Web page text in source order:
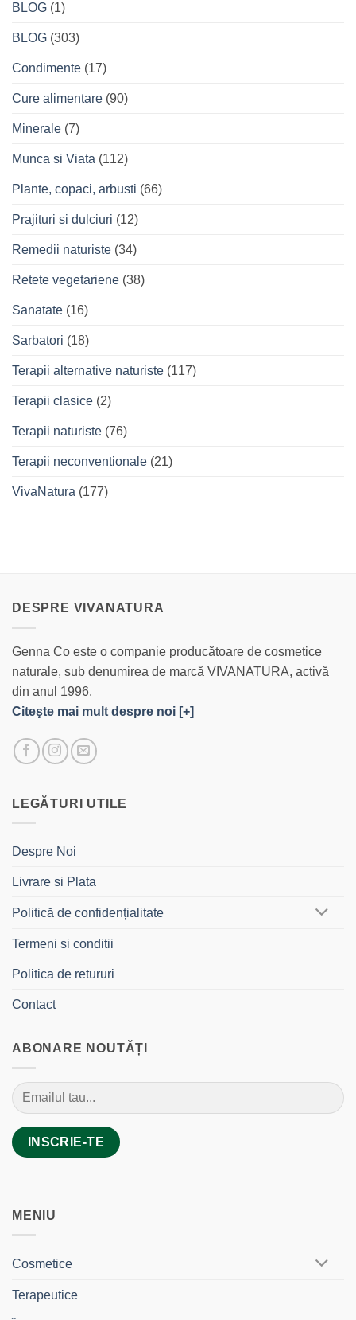
BLOG (1)
BLOG (303)
Condimente (17)
Cure alimentare (90)
Minerale (7)
Munca si Viata (112)
Plante, copaci, arbusti (66)
Prajituri si dulciuri (12)
Remedii naturiste (34)
Retete vegetariene (38)
Sanatate (16)
Sarbatori (18)
Terapii alternative naturiste (117)
Terapii clasice (2)
Terapii naturiste (76)
Terapii neconventionale (21)
VivaNatura (177)
DESPRE VIVANATURA
Genna Co este o companie producătoare de cosmetice
naturale, sub denumirea de marcă VIVANATURA, activă
din anul 1996.
Citeşte mai mult despre noi [+]
LEGĂTURI UTILE
Despre Noi
Livrare si Plata
Politică de confidențialitate
Termeni si conditii
Politica de retururi
Contact
ABONARE NOUTĂȚI
MENIU
Cosmetice
Terapeutice